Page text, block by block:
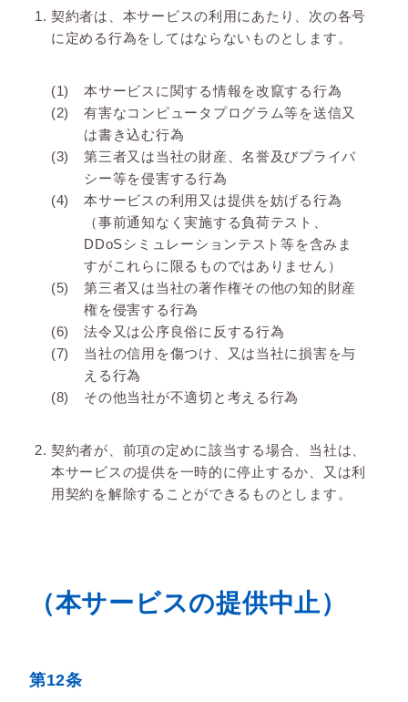
契約者は、本サービスの利用にあたり、次の各号
に定める行為をしてはならないものとします。
本サービスに関する情報を改竄する行為
有害なコンピュータプログラム等を送信又
は書き込む行為
第三者又は当社の財産、名誉及びプライバ
シー等を侵害する行為
本サービスの利用又は提供を妨げる行為
（事前通知なく実施する負荷テスト、
DDoSシミュレーションテスト等を含みま
すがこれらに限るものではありません）
第三者又は当社の著作権その他の知的財産
権を侵害する行為
法令又は公序良俗に反する行為
当社の信用を傷つけ、又は当社に損害を与
える行為
その他当社が不適切と考える行為
契約者が、前項の定めに該当する場合、当社は、
本サービスの提供を一時的に停止するか、又は利
用契約を解除することができるものとします。
（本サービスの提供中止）
第12条